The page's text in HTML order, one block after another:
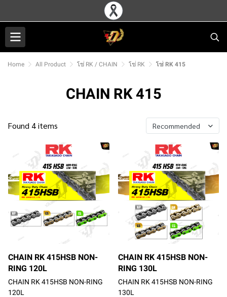
Home All Product โซ่ RK / CHAIN โซ่ RK โซ่ RK 415
CHAIN RK 415
Found 4 items Recommended
CHAIN RK 415HSB NON-
RING 120L
CHAIN RK 415HSB NON-RING
120L
CHAIN RK 415HSB NON-
RING 130L
CHAIN RK 415HSB NON-RING
130L